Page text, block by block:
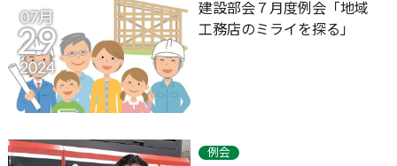
07月
29
2024
建設部会７月度例会「地域
工務店のミライを探る」
例会